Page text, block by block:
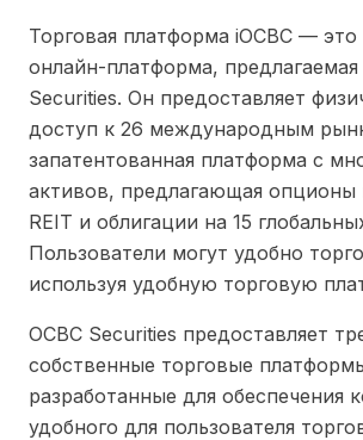
Торговая платформа iOCBC — это
онлайн-платформа, предлагаемая
Securities. Он предоставляет
доступ к 26 международным
запатентованная платформа с
активов, предлагающая опционы
REIT и облигации на 15
Пользователи могут удобно
используя удобную торговую
OCBC Securities предоставляет
собственные торговые
разработанные для обеспечения
удобного для пользователя